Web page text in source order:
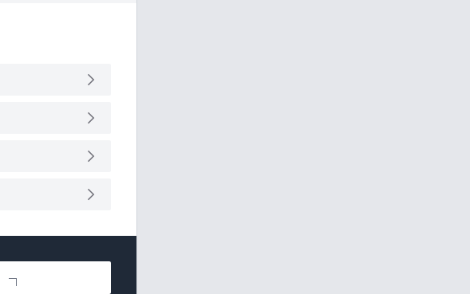
arrow_forward_ios
arrow_forward_ios
arrow_forward_ios
arrow_forward_ios